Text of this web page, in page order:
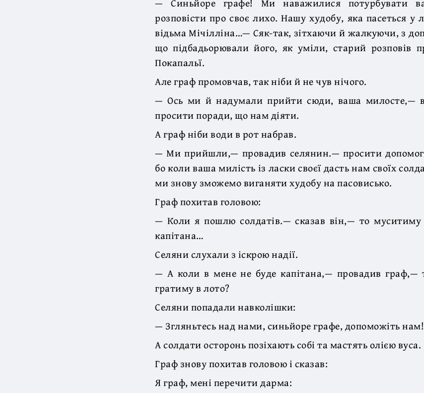
розповісти про своє лихо. Нашу худобу, яка пасеться у
відьма Мічілліна…— Сяк-так, зітхаючи й жалкуючи, з
що підбадьорювали його, як уміли, старий розповів
Покапальї.
Але граф промовчав, так ніби й не чув нічого.
— Ось ми й надумали прийти сюди, ваша милосте,—
просити поради, що нам діяти.
А граф ніби води в рот набрав.
— Ми прийшли,— провадив селянин.— просити
бо коли ваша милість із ласки своєї дасть нам своїх
ми знову зможемо виганяти худобу на пасовисько.
Граф похитав головою:
— Коли я пошлю солдатів.— сказав він,— то
капітана…
Селяни слухали з іскрою надії.
— А коли в мене не буде капітана,— провадив граф,—
гратиму в лото?
Селяни попадали навколішки:
— Згляньтесь над нами, синьйоре графе, допоможіть нам!
А солдати осторонь позіхають собі та мастять олією вуса.
Граф знову похитав головою і сказав:
Я граф, мені перечити дарма: